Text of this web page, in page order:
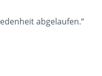
abgelaufen.“